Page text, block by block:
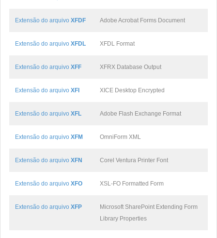
Extensão do arquivo XFDF Adobe Acrobat Forms Document
Extensão do arquivo XFDL XFDL Format
Extensão do arquivo XFF XFRX Database Output
Extensão do arquivo XFI XICE Desktop Encrypted
Extensão do arquivo XFL Adobe Flash Exchange Format
Extensão do arquivo XFM OmniForm XML
Extensão do arquivo XFN Corel Ventura Printer Font
Extensão do arquivo XFO XSL-FO Formatted Form
Extensão do arquivo XFP
Microsoft SharePoint Extending Form
Library Properties